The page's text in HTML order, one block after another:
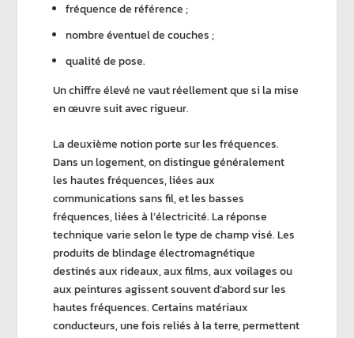
fréquence de référence ;
nombre éventuel de couches ;
qualité de pose.
Un chiffre élevé ne vaut réellement que si la mise
en œuvre suit avec rigueur.
La deuxième notion porte sur lesfréquences.
Dans un logement, on distingue généralement
leshautes fréquences, liées aux
communications sans fil, et lesbasses
fréquences, liées à l’électricité. La réponse
technique varie selon le type de champ visé. Les
produits deblindage électromagnétique
destinés aux rideaux, aux films, aux voilages ou
aux peintures agissent souvent d’abord sur les
hautes fréquences. Certains matériaux
conducteurs, une fois reliés à la terre, permettent